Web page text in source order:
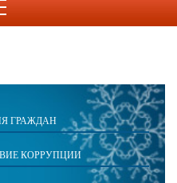
ГРАЖДАН
КОРРУПЦИИ